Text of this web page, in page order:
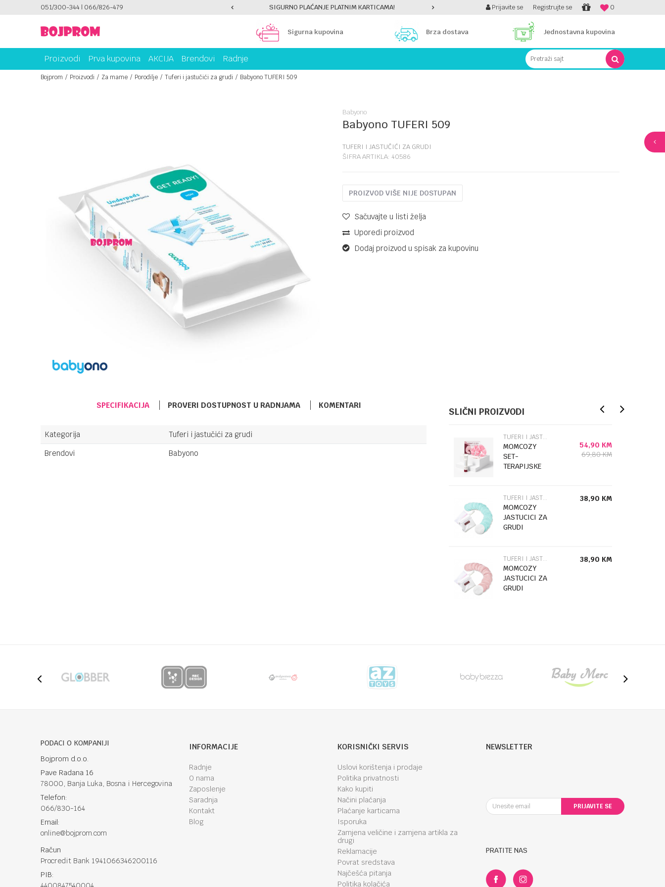
051/300-344 | 066/826-479PLATI UNICREDIT KARTICOM NA RATE! SIGURNO PLAĆANJE PLATNIM KARTICAMA! PLATI UNICREDIT KARTICOM NA RATE! 0
Prijavite se Registrujte se
Sigurna kupovina Brza dostava Jednostavna kupovina
Proizvodi Prva kupovina AKCIJA Brendovi Radnje Pretraži sajt
Bojprom Proizvodi Za mame Porodilje Tuferi i jastučići za grudi Babyono TUFERI 509
Babyono
Babyono TUFERI 509
TUFERI I JASTUČIĆI ZA GRUDI
ŠIFRA ARTIKLA: 40586
PROIZVOD VIŠE NIJE DOSTUPAN
Sačuvajte u listi želja
Uporedi proizvod
Dodaj proizvod u spisak za kupovinu
SPECIFIKACIJA PROVERI DOSTUPNOST U RADNJAMA KOMENTARI
Kategorija
Tuferi i jastučići za grudi
Brendovi
Babyono
SLIČNI PROIZVODI
MOMCOZY
TUFERI I JASTUČIĆI ZA GRUDI
MOMCOZY
SET-
TERAPIJSKE
RASHLADJUJUCA
KREMA ZA
BRADAVICE
54,90 KM
69,80KM
TUFERI I JASTUČIĆI ZA GRUDI
MOMCOZY
JASTUCICI ZA
GRUDI
BF019
38,90 KM
TUFERI I JASTUČIĆI ZA GRUDI
MOMCOZY
JASTUCICI ZA
GRUDI
38,90 KM
PODACI O KOMPANIJI
Bojprom d.o.o.
Pave Radana 16
78000, Banja Luka, Bosna i Hercegovina
Telefon:
066/830-164
Email:
online@bojprom.com
Račun
Procredit Bank 1941066346200116
PIB:
INFORMACIJE
Radnje
O nama
Zaposlenje
Saradnja
Kontakt
Blog
KORISNIČKI SERVIS
Uslovi korištenja i prodaje
Politika privatnosti
Kako kupiti
Načini plaćanja
Plaćanje karticama
Isporuka
Zamjena veličine i zamjena artikla za
drugi
Reklamacije
Povrat sredstava
Najčešća pitanja
Politika kolačića
NEWSLETTER
PRIJAVITE SE
PRATITE NAS